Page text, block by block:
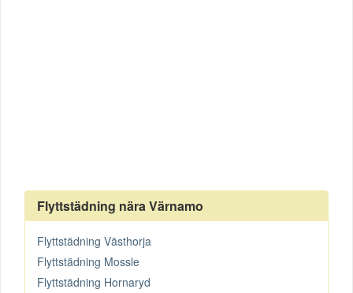
Flyttstädning nära Värnamo
Flyttstädning Västhorja
Flyttstädning Mossle
Flyttstädning Hornaryd